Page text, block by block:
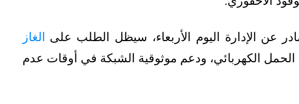
عن الإدارة اليوم الأربعاء، سيظل الطلب على الغاز
الحمل الكهربائي، ودعم موثوقية الشبكة في أوقات عدم